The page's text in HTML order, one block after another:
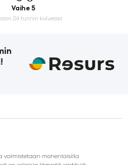
Vaihe 5
24 tunnin kuluessa
valmistetaan monenlaisilla